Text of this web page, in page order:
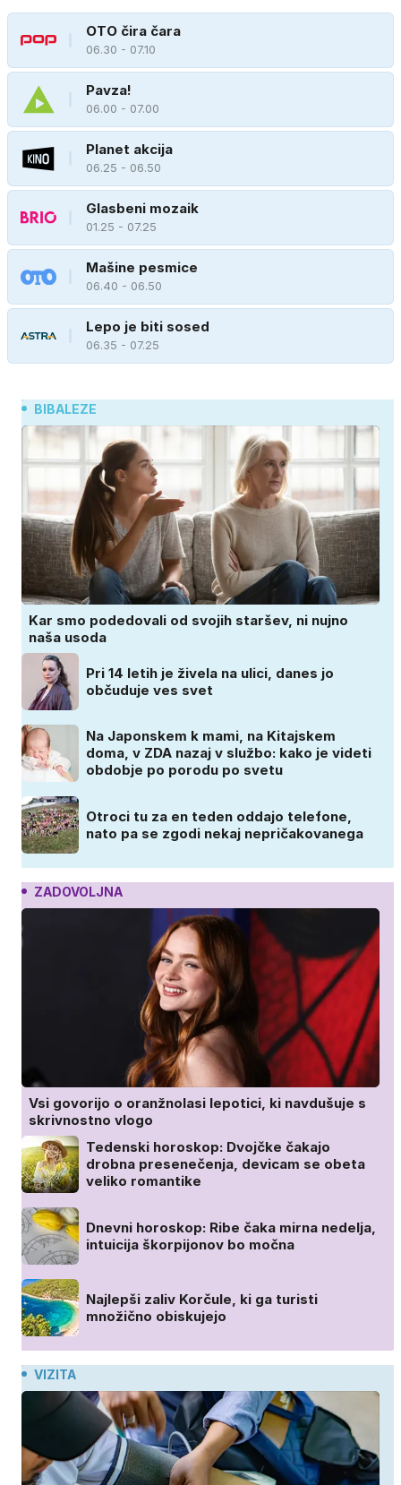
OTO čira čara
06.30 - 07.10
Pavza!
06.00 - 07.00
Planet akcija
06.25 - 06.50
Glasbeni mozaik
01.25 - 07.25
Mašine pesmice
06.40 - 06.50
Lepo je biti sosed
06.35 - 07.25
BIBALEZE
Kar smo podedovali od svojih staršev, ni nujno
naša usoda
Pri 14 letih je živela na ulici, danes jo
občuduje ves svet
Na Japonskem k mami, na Kitajskem
doma, v ZDA nazaj v službo: kako je videti
obdobje po porodu po svetu
Otroci tu za en teden oddajo telefone,
nato pa se zgodi nekaj nepričakovanega
ZADOVOLJNA
Vsi govorijo o oranžnolasi lepotici, ki navdušuje s
skrivnostno vlogo
Tedenski horoskop: Dvojčke čakajo
drobna presenečenja, devicam se obeta
veliko romantike
Dnevni horoskop: Ribe čaka mirna nedelja,
intuicija škorpijonov bo močna
Najlepši zaliv Korčule, ki ga turisti
množično obiskujejo
VIZITA